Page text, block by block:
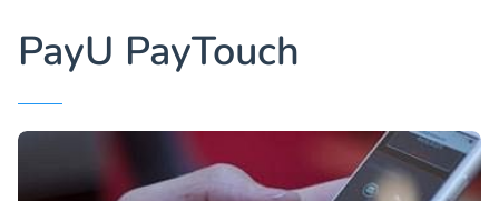
PayU PayTouch